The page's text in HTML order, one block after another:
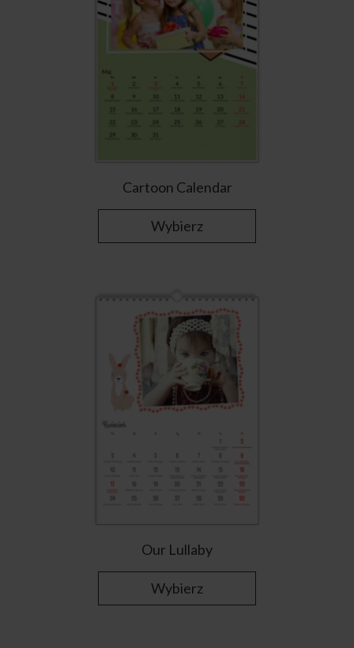
Cartoon Calendar
Wybierz
Our Lullaby
Wybierz